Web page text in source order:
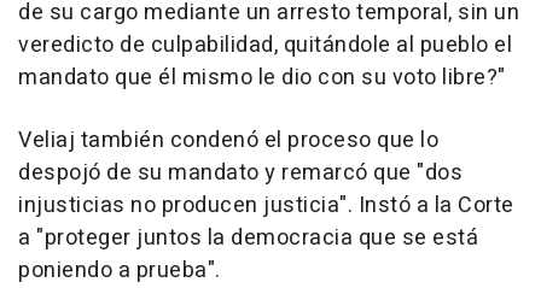
de su cargo mediante un arresto temporal, sin un
veredicto de culpabilidad, quitándole al pueblo el
mandato que él mismo le dio con su voto libre?"
Veliaj también condenó el proceso que lo
despojó de su mandato y remarcó que "dos
injusticias no producen justicia". Instó a la Corte
a "proteger juntos la democracia que se está
poniendo a prueba".